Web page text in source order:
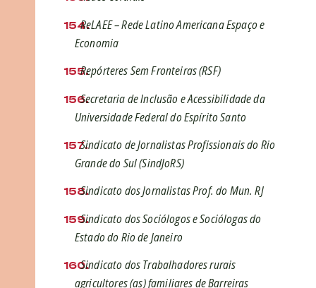
ReLAEE – Rede Latino Americana Espaço e
Economia
Repórteres Sem Fronteiras (RSF)
Secretaria de Inclusão e Acessibilidade da
Universidade Federal do Espírito Santo
Sindicato de Jornalistas Profissionais do Rio
Grande do Sul (SindJoRS)
Sindicato dos Jornalistas Prof. do Mun. RJ
Sindicato dos Sociólogos e Sociólogas do
Estado do Rio de Janeiro
Sindicato dos Trabalhadores rurais
agricultores (as) familiares de Barreiras